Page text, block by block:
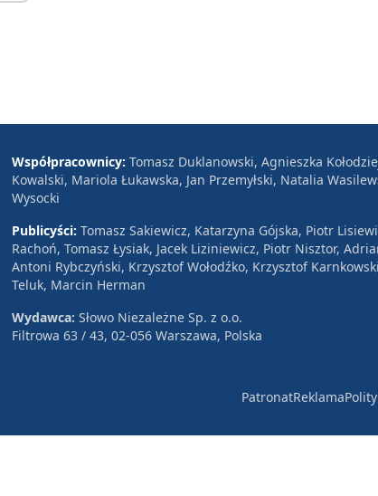
Współpracownicy: Tomasz Duklanowski, Agnieszka
Kowalski, Mariola Łukawska, Jan Przemyłski, Natalia
Wysocki
Publicyści: Tomasz Sakiewicz, Katarzyna Gójska, Piotr
Rachoń, Tomasz Łysiak, Jacek Liziniewicz, Piotr Nisztor,
Antoni Rybczyński, Krzysztof Wołodźko, Krzysztof
Teluk, Marcin Herman
Wydawca: Słowo Niezależne Sp. z o.o.
Filtrowa 63 / 43, 02-056 Warszawa, Polska
PatronatReklama